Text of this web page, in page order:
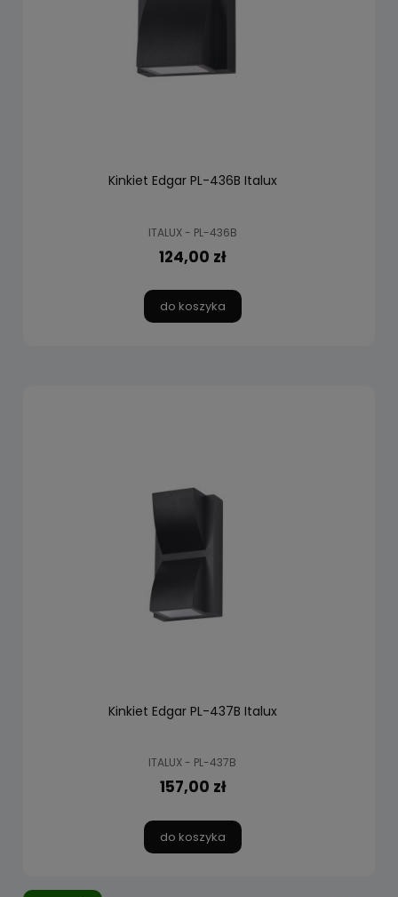
Kinkiet Edgar PL-436B Italux
ITALUX - PL-436B
124,00 zł
do koszyka
Kinkiet Edgar PL-437B Italux
ITALUX - PL-437B
157,00 zł
do koszyka